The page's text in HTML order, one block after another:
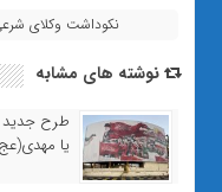
نکوداشت وکلای
نوشته های مشابه
طرح جدید
یا